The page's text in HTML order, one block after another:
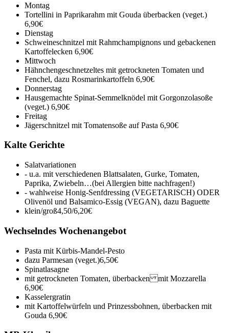
Montag
Tortellini in Paprikarahm mit Gouda überbacken (veget.)
6,90€
Dienstag
Schweineschnitzel mit Rahmchampignons und gebackenen
Kartoffelecken 6,90€
Mittwoch
Hähnchengeschnetzeltes mit getrockneten Tomaten und
Fenchel, dazu Rosmarinkartoffeln 6,90€
Donnerstag
Hausgemachte Spinat-Semmelknödel mit Gorgonzolasoße
(veget.) 6,90€
Freitag
Jägerschnitzel mit Tomatensoße auf Pasta 6,90€
Kalte Gerichte
Salatvariationen
- u.a. mit verschiedenen Blattsalaten, Gurke, Tomaten,
Paprika, Zwiebeln…(bei Allergien bitte nachfragen!)
- wahlweise Honig-Senfdressing (VEGETARISCH) ODER
Olivenöl und Balsamico-Essig (VEGAN), dazu Baguette
klein/groß4,50/6,20€
Wechselndes Wochenangebot
Pasta mit Kürbis-Mandel-Pesto
dazu Parmesan (veget.)6,50€
Spinatlasagne
mit getrockneten Tomaten, überbacken mit Mozzarella
6,90€
Kasselergratin
mit Kartoffelwürfeln und Prinzessbohnen, überbacken mit
Gouda 6,90€